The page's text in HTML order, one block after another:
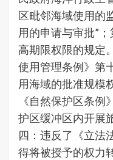
区毗邻海域使用的
用的申请与审批”
高期限权限的规定
使用管理条例》第
用海域的批准规模
《自然保护区条例
护区缓冲区内开展
四：违反了《立法
得将被授予的权力